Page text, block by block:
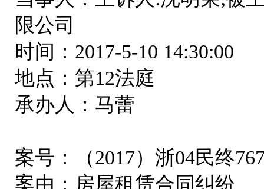
限公司
时间：2017-5-10 14:30:00
地点：第12法庭
承办人：马蕾
案号：（2017）浙04民终
案由：房屋租赁合同纠纷